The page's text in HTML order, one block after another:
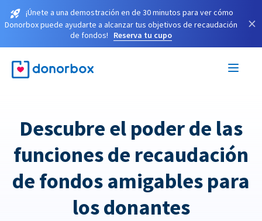
¡Únete a una demostración en de 30 minutos para ver cómo
Donorbox puede ayudarte a alcanzar tus objetivos de recaudación
de fondos!
Reserva tu cupo
×
Descubre el poder de las
funciones de recaudación
de fondos amigables para
los donantes